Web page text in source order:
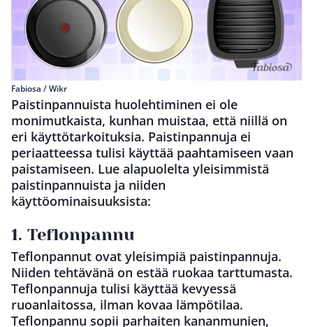
Fabiosa / Wikr
Paistinpannuista huolehtiminen ei ole
monimutkaista, kunhan muistaa, että niillä on
eri käyttötarkoituksia. Paistinpannuja ei
periaatteessa tulisi käyttää paahtamiseen vaan
paistamiseen. Lue alapuolelta yleisimmistä
paistinpannuista ja niiden
käyttöominaisuuksista:
1. Teflonpannu
Teflonpannut ovat yleisimpiä paistinpannuja.
Niiden tehtävänä on estää ruokaa tarttumasta.
Teflonpannuja tulisi käyttää kevyessä
ruoanlaitossa, ilman kovaa lämpötilaa.
Teflonpannu sopii parhaiten kananmunien,